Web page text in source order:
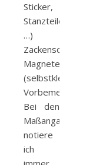
Sticker,
Stanzteile,
…)
Zackenschere
Magnete
(selbstklebend)
Vorbemerkungen
Bei den
Maßangaben
notiere
ich